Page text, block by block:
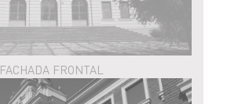
FACHADA FRONTAL